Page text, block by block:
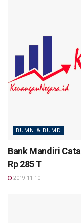
BUMN & BUMD
Bank Mandiri
Rp 285 T
2019-11-10